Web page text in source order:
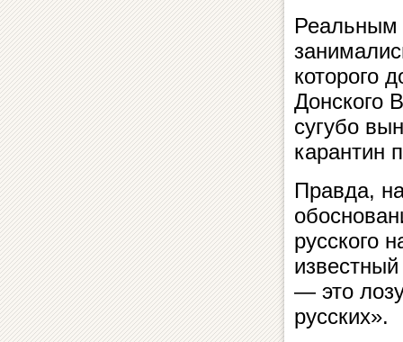
Реальным
которого
Донского
сугубо
карантин
Правда,
русского
— это
русских».